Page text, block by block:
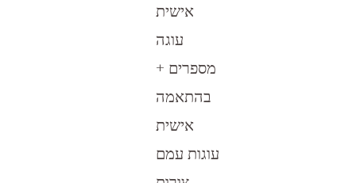
אישית
עוגה
מספרים +
בהתאמה
אישית
עוגות עמם